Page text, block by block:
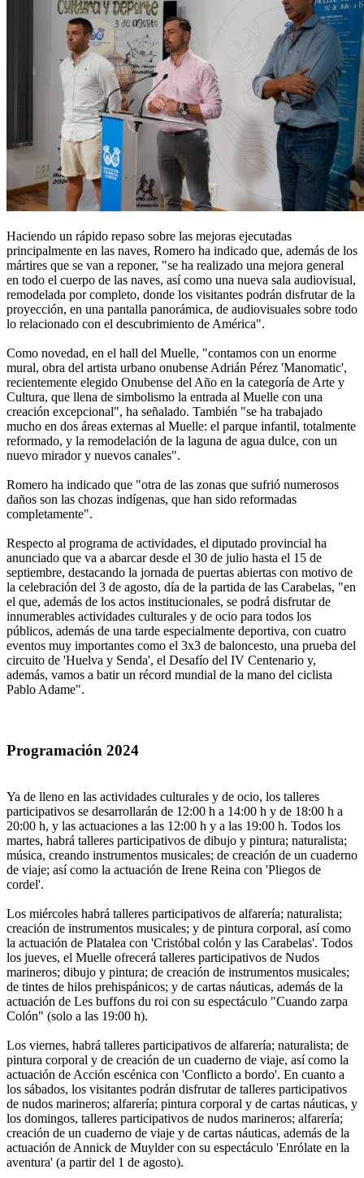
Haciendo un rápido repaso sobre las mejoras ejecutadas
principalmente en las naves, Romero ha indicado que, además de los
mártires que se van a reponer, "se ha realizado una mejora general
en todo el cuerpo de las naves, así como una nueva sala audiovisual,
remodelada por completo, donde los visitantes podrán disfrutar de la
proyección, en una pantalla panorámica, de audiovisuales sobre todo
lo relacionado con el descubrimiento de América".
Como novedad, en el hall del Muelle, "contamos con un enorme
mural, obra del artista urbano onubense Adrián Pérez 'Manomatic',
recientemente elegido Onubense del Año en la categoría de Arte y
Cultura, que llena de simbolismo la entrada al Muelle con una
creación excepcional", ha señalado. También "se ha trabajado
mucho en dos áreas externas al Muelle: el parque infantil, totalmente
reformado, y la remodelación de la laguna de agua dulce, con un
nuevo mirador y nuevos canales".
Romero ha indicado que "otra de las zonas que sufrió numerosos
daños son las chozas indígenas, que han sido reformadas
completamente".
Respecto al programa de actividades, el diputado provincial ha
anunciado que va a abarcar desde el 30 de julio hasta el 15 de
septiembre, destacando la jornada de puertas abiertas con motivo de
la celebración del 3 de agosto, día de la partida de las Carabelas, "en
el que, además de los actos institucionales, se podrá disfrutar de
innumerables actividades culturales y de ocio para todos los
públicos, además de una tarde especialmente deportiva, con cuatro
eventos muy importantes como el 3x3 de baloncesto, una prueba del
circuito de 'Huelva y Senda', el Desafío del IV Centenario y,
además, vamos a batir un récord mundial de la mano del ciclista
Pablo Adame".
Programación 2024
Ya de lleno en las actividades culturales y de ocio, los talleres
participativos se desarrollarán de 12:00 h a 14:00 h y de 18:00 h a
20:00 h, y las actuaciones a las 12:00 h y a las 19:00 h. Todos los
martes, habrá talleres participativos de dibujo y pintura; naturalista;
música, creando instrumentos musicales; de creación de un cuaderno
de viaje; así como la actuación de Irene Reina con 'Pliegos de
cordel'.
Los miércoles habrá talleres participativos de alfarería; naturalista;
creación de instrumentos musicales; y de pintura corporal, así como
la actuación de Platalea con 'Cristóbal colón y las Carabelas'. Todos
los jueves, el Muelle ofrecerá talleres participativos de Nudos
marineros; dibujo y pintura; de creación de instrumentos musicales;
de tintes de hilos prehispánicos; y de cartas náuticas, además de la
actuación de Les buffons du roi con su espectáculo "Cuando zarpa
Colón" (solo a las 19:00 h).
Los viernes, habrá talleres participativos de alfarería; naturalista; de
pintura corporal y de creación de un cuaderno de viaje, así como la
actuación de Acción escénica con 'Conflicto a bordo'. En cuanto a
los sábados, los visitantes podrán disfrutar de talleres participativos
de nudos marineros; alfarería; pintura corporal y de cartas náuticas, y
los domingos, talleres participativos de nudos marineros; alfarería;
creación de un cuaderno de viaje y de cartas náuticas, además de la
actuación de Annick de Muylder con su espectáculo 'Enrólate en la
aventura' (a partir del 1 de agosto).